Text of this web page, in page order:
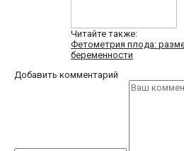
Читайте также:
Фетометрия плода:
беременности
Добавить комментарий